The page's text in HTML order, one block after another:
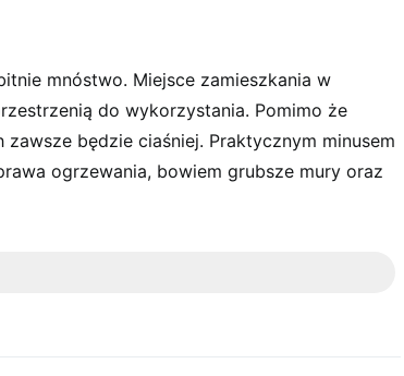
mnóstwo. Miejsce zamieszkania w
do wykorzystania. Pomimo że
będzie ciaśniej. Praktycznym minusem
ogrzewania, bowiem grubsze mury oraz